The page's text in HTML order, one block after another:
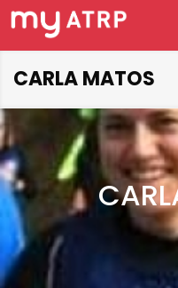
CARLA MATOS